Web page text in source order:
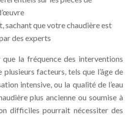
sachant que votre chaudière est
des experts
la fréquence des interventions
facteurs, tels que l’âge de
intensive, ou la qualité de l’eau
plus ancienne ou soumise à
difficiles pourrait nécessiter des